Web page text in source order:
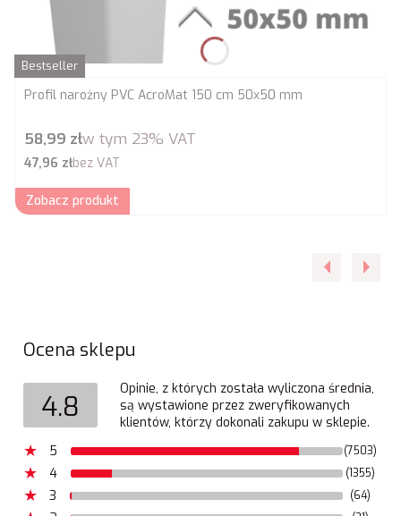
Bestseller
Profil narożny PVC AcroMat 150 cm 50x50 mm
Cena brutto
58,99 złw tym 23% VAT
Cena netto
47,96 złbez VAT
Zobacz produkt
Ocena sklepu
4.8
Opinie, z których została wyliczona średnia,
są wystawione przez zweryfikowanych
klientów, którzy dokonali zakupu w sklepie.
5
(7503)
4 (1355)
3 (64)